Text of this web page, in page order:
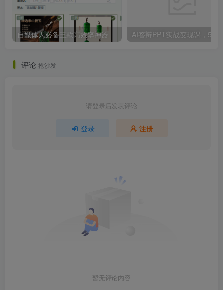
自媒体人必备三款高效率神器
评论 抢沙发
请登录后发表评论
登录 注册
暂无评论内容